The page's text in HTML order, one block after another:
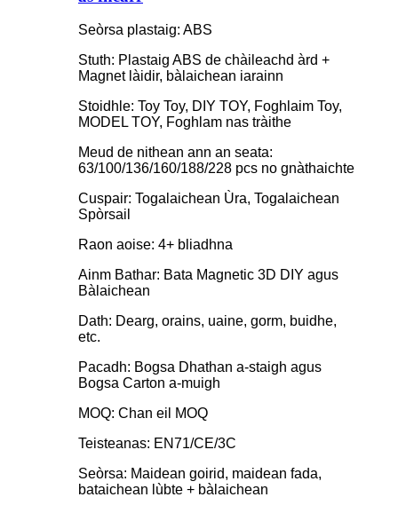
Seòrsa plastaig: ABS
Stuth: Plastaig ABS de chàileachd àrd +
Magnet làidir, bàlaichean iarainn
Stoidhle: Toy Toy, DIY TOY, Foghlaim Toy,
MODEL TOY, Foghlam nas tràithe
Meud de nithean ann an seata:
63/100/136/160/188/228 pcs no gnàthaichte
Cuspair: Togalaichean Ùra, Togalaichean
Spòrsail
Raon aoise: 4+ bliadhna
Ainm Bathar: Bata Magnetic 3D DIY agus
Bàlaichean
Dath: Dearg, orains, uaine, gorm, buidhe,
etc.
Pacadh: Bogsa Dhathan a-staigh agus
Bogsa Carton a-muigh
MOQ: Chan eil MOQ
Teisteanas: EN71/CE/3C
Seòrsa: Maidean goirid, maidean fada,
bataichean lùbte + bàlaichean